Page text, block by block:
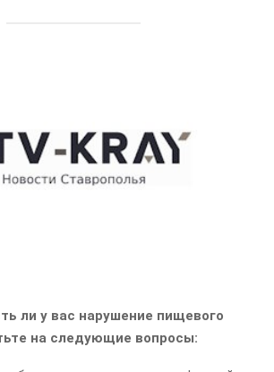
ли у вас нарушение пищевого
на следующие вопросы: